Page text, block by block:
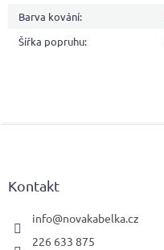
Barva kování:
Šířka popruhu:
Kontakt
info@novakabelka.cz
226 633 875